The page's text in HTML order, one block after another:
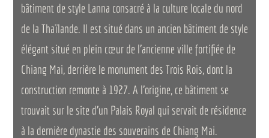
bâtiment de style Lanna consacré à la culture locale du nord
de la Thaïlande. Il est situé dans un ancien bâtiment de style
élégant situé en plein cœur de l’ancienne ville fortifiée de
Chiang Mai, derrière le monument des Trois Rois, dont la
construction remonte à 1927. A l’origine, ce bâtiment se
trouvait sur le site d’un Palais Royal qui servait de résidence
à la dernière dynastie des souverains de Chiang Mai.